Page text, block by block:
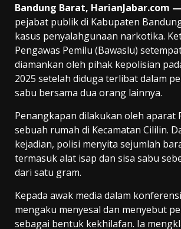
Bandung Barat, HarianJabar.com —
pejabat publik di Kabupaten
kasus penyalahgunaan narkotika.
Pengawas Pemilu (Bawaslu)
diamankan oleh pihak kepolisian
2025 setelah diduga terlibat dalam
sabu bersama dua orang lainnya.
Penangkapan dilakukan oleh aparat
sebuah rumah di Kecamatan Cililin.
kejadian, polisi menyita sejumlah
termasuk alat isap dan sisa sabu
dari satu gram.
Kepada awak media dalam
mengaku menyesal dan menyebut
sebagai bentuk kekhilafan. Ia